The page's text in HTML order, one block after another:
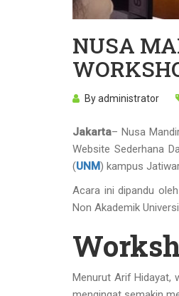
NUSA
Byadministrator
Jakarta– Nusa
Website Sederhana
(UNM) kampus
Acara ini dipandu
Non Akademik
Menurut Arif Hidayat,